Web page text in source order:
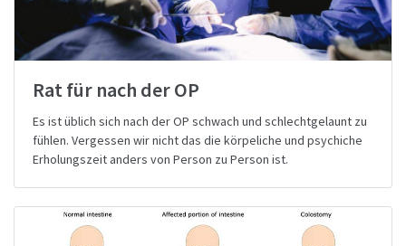
Rat für nach der OP
Es ist üblich sich nach der OP schwach und schlechtgelaunt zu
fühlen. Vergessen wir nicht das die körpeliche und psychiche
Erholungszeit anders von Person zu Person ist.